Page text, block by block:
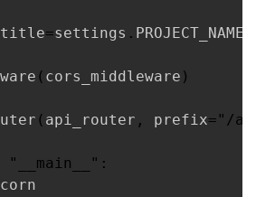
title=settings . PROJECT_NAME
( cors_middleware )
( api_router , prefix= "/
"__main__" :